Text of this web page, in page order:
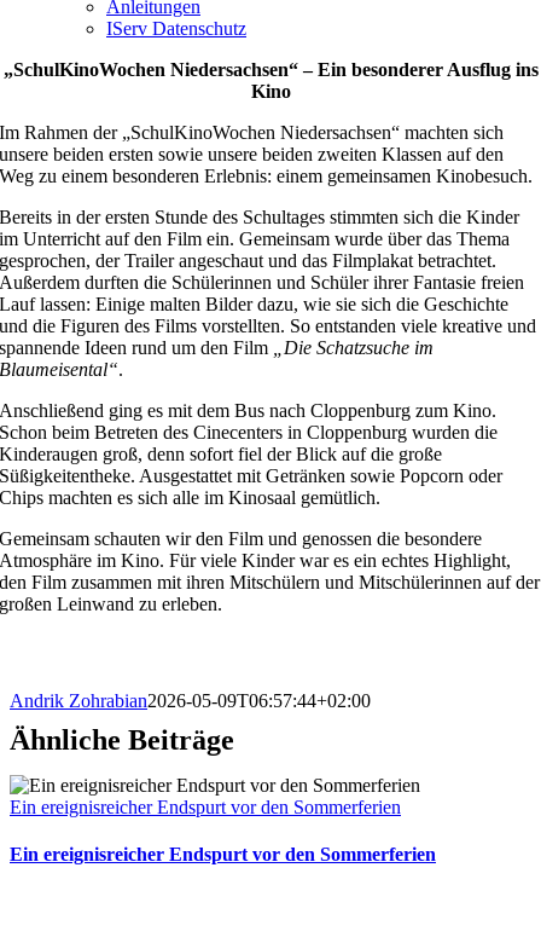
Anleitungen
IServ Datenschutz
„SchulKinoWochen Niedersachsen“ – Ein besonderer Ausflug ins
Kino
Im Rahmen der „SchulKinoWochen Niedersachsen“ machten sich
unsere beiden ersten sowie unsere beiden zweiten Klassen auf den
Weg zu einem besonderen Erlebnis: einem gemeinsamen Kinobesuch.
Bereits in der ersten Stunde des Schultages stimmten sich die Kinder
im Unterricht auf den Film ein. Gemeinsam wurde über das Thema
gesprochen, der Trailer angeschaut und das Filmplakat betrachtet.
Außerdem durften die Schülerinnen und Schüler ihrer Fantasie freien
Lauf lassen: Einige malten Bilder dazu, wie sie sich die Geschichte
und die Figuren des Films vorstellten. So entstanden viele kreative und
spannende Ideen rund um den Film
„Die Schatzsuche im
Blaumeisental“.
Anschließend ging es mit dem Bus nach Cloppenburg zum Kino.
Schon beim Betreten des Cinecenters in Cloppenburg wurden die
Kinderaugen groß, denn sofort fiel der Blick auf die große
Süßigkeitentheke. Ausgestattet mit Getränken sowie Popcorn oder
Chips machten es sich alle im Kinosaal gemütlich.
Gemeinsam schauten wir den Film und genossen die besondere
Atmosphäre im Kino. Für viele Kinder war es ein echtes Highlight,
den Film zusammen mit ihren Mitschülern und Mitschülerinnen auf der
großen Leinwand zu erleben.
Andrik Zohrabian2026-05-09T06:57:44+02:00
Ähnliche Beiträge
Ein ereignisreicher Endspurt vor den Sommerferien
Ein ereignisreicher Endspurt vor den Sommerferien